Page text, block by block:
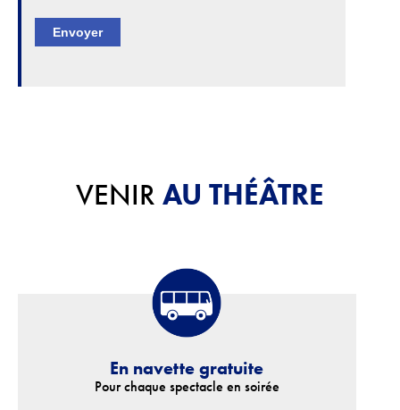
Envoyer
VENIR AU THÉÂTRE
En navette gratuite
Pour chaque spectacle en soirée